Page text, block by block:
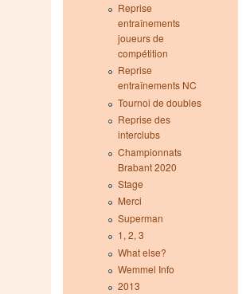
Reprise
entraînements
joueurs de
compétition
Reprise
entraînements NC
Tournoi de doubles
Reprise des
interclubs
Championnats
Brabant 2020
Stage
Merci
Superman
1, 2, 3
What else?
Wemmel Info
2013